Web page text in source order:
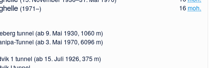
(1971–) 16moh.
tunnel (ab 9. Mai 1930, 1060 m)
Tunnel (ab 3. Mai 1970, 6096 m)
1 tunnel (ab 15. Juli 1926, 375 m)